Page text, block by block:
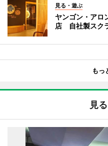
見る・遊ぶ
ヤンゴン・アロ
店 自社製スク
もっ
見